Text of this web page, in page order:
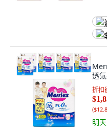
透
折扣
(
明